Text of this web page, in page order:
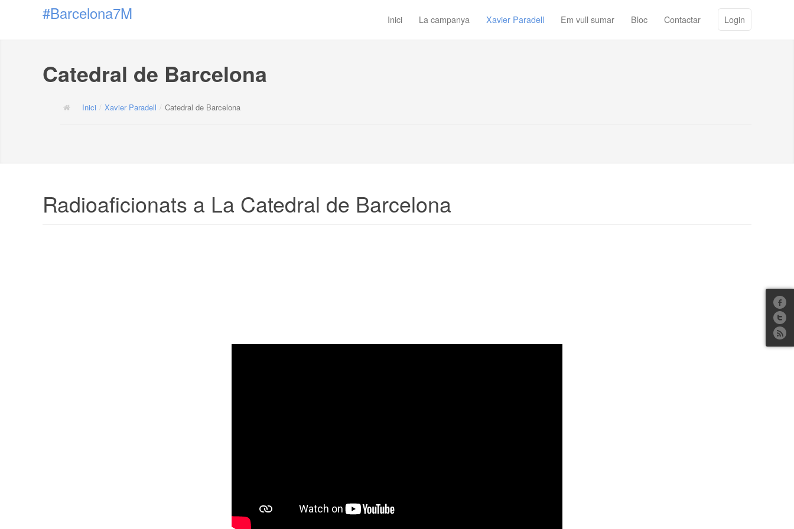
#Barcelona7M Login
Inici La campanya Xavier Paradell Em vull sumar Bloc Contactar
Catedral de Barcelona
Inici / Xavier Paradell / Catedral de Barcelona
Radioaficionats a La Catedral de Barcelona